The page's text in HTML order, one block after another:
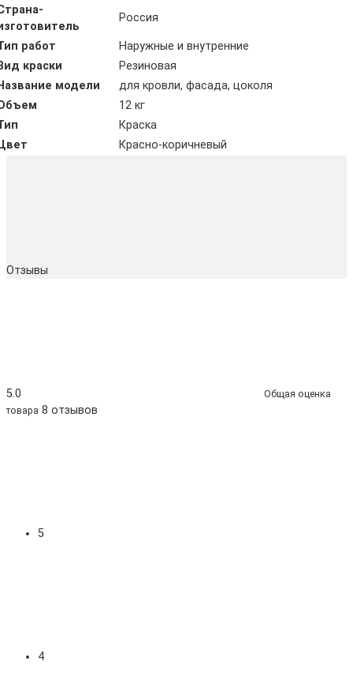
Россия
работ
Наружные и внутренние
краски
Резиновая
модели
для кровли, фасада, цоколя
12 кг
Краска
Красно-коричневый
Отзывы
5.0
Общая оценка
товара 8 отзывов
5
4